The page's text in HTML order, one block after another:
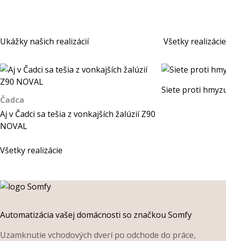
Ukážky našich realizácií Všetky realizácie
Čadca
Aj v Čadci sa tešia z vonkajších žalúzií Z90
NOVAL
Siete proti
Všetky realizácie
Automatizácia vašej domácnosti so značkou Somfy
Uzamknutie vchodových dverí po odchode do práce,